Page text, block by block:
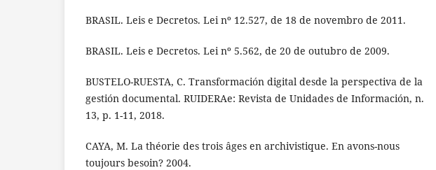
BRASIL. Leis e Decretos. Lei nº 12.527, de 18 de novembro de 2011.
BRASIL. Leis e Decretos. Lei nº 5.562, de 20 de outubro de 2009.
BUSTELO-RUESTA, C. Transformación digital desde la perspectiva de la
gestión documental. RUIDERAe: Revista de Unidades de Información, n.
13, p. 1-11, 2018.
CAYA, M. La théorie des trois âges en archivistique. En avons-nous
toujours besoin? 2004.